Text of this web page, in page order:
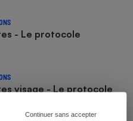
Continuer sans accepter
- Le protocole
visage - Le protocole